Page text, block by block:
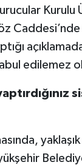
Kurulu
edilemez